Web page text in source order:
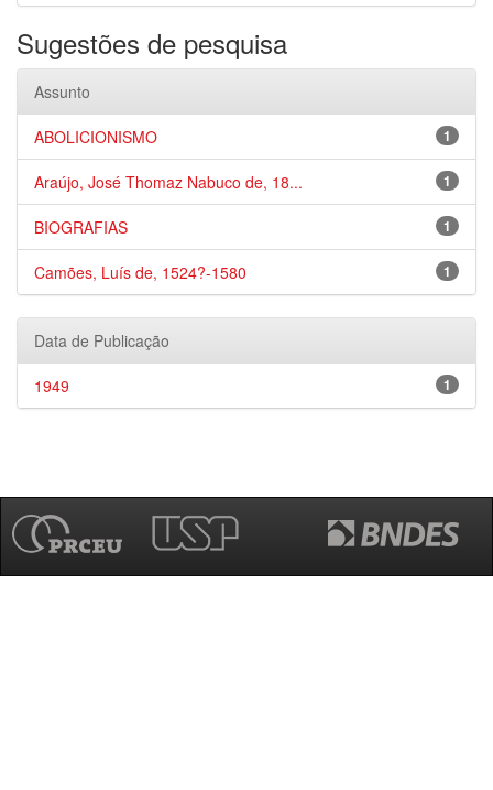
Sugestões de pesquisa
Assunto
1
ABOLICIONISMO
1
Araújo, José Thomaz Nabuco de, 18...
1
BIOGRAFIAS
1
Camões, Luís de, 1524?-1580
Data de Publicação
1
1949